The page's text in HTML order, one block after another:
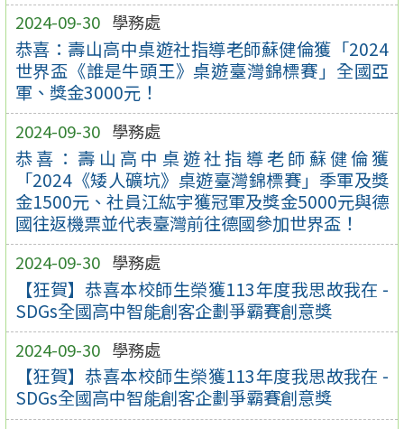
2024-09-30 學務處
恭喜：壽山高中桌遊社指導老師蘇健倫獲「2024
世界盃《誰是牛頭王》桌遊臺灣錦標賽」全國亞
軍、獎金3000元！
2024-09-30 學務處
恭喜：壽山高中桌遊社指導老師蘇健倫獲
「2024《矮人礦坑》桌遊臺灣錦標賽」季軍及獎
金1500元、社員江紘宇獲冠軍及獎金5000元與德
國往返機票並代表臺灣前往德國參加世界盃！
2024-09-30 學務處
【狂賀】恭喜本校師生榮獲113年度我思故我在 -
SDGs全國高中智能創客企劃爭霸賽創意獎
2024-09-30 學務處
【狂賀】恭喜本校師生榮獲113年度我思故我在 -
SDGs全國高中智能創客企劃爭霸賽創意獎